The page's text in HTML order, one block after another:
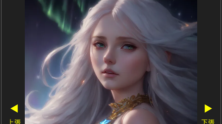
◀
上張
▶
下張